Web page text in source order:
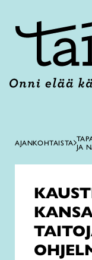
AJANKOHTAISTA JA